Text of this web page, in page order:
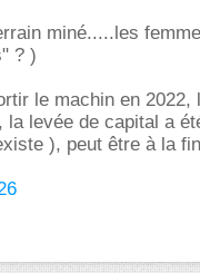
miné.....les
? )
le machin en 2022,
levée de capital a
), peut être à la